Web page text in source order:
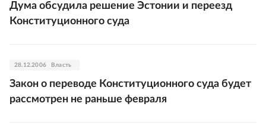
Дума обсудила решение Эстонии и переезд
Конституционного суда
28.12.2006 Власть
Закон о переводе Конституционного суда будет
рассмотрен не раньше февраля